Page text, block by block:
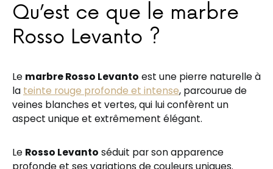
Qu’est ce que le marbre
Rosso Levanto ?
Le marbre Rosso Levanto est une pierre naturelle à
la teinte rouge profonde et intense, parcourue de
veines blanches et vertes, qui lui confèrent un
aspect unique et extrêmement élégant.
Le Rosso Levanto séduit par son apparence
profonde et ses variations de couleurs uniques.